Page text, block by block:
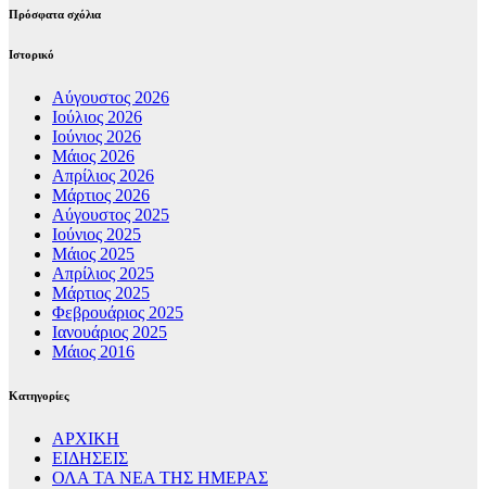
Πρόσφατα σχόλια
Ιστορικό
Αύγουστος 2026
Ιούλιος 2026
Ιούνιος 2026
Μάιος 2026
Απρίλιος 2026
Μάρτιος 2026
Αύγουστος 2025
Ιούνιος 2025
Μάιος 2025
Απρίλιος 2025
Μάρτιος 2025
Φεβρουάριος 2025
Ιανουάριος 2025
Μάιος 2016
Kατηγορίες
ΑΡΧΙΚΗ
ΕΙΔΗΣΕΙΣ
ΟΛΑ ΤΑ ΝΕΑ ΤΗΣ ΗΜΕΡΑΣ